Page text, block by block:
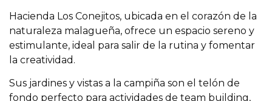
Hacienda Los Conejitos, ubicada en el corazón de la
naturaleza malagueña, ofrece un espacio sereno y
estimulante, ideal para salir de la rutina y fomentar
la creatividad.
Sus jardines y vistas a la campiña son el telón de
fondo perfecto para actividades de team building,